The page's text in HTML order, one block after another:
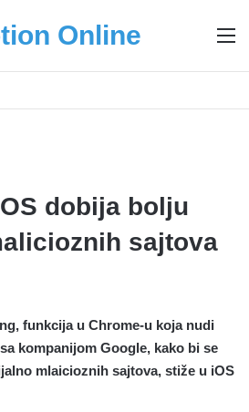
Online
dobija bolju
sajtova
funkcija u Chrome-u koja nudi
kompanijom Google, kako bi se
mlaicioznih sajtova, stiže u iOS